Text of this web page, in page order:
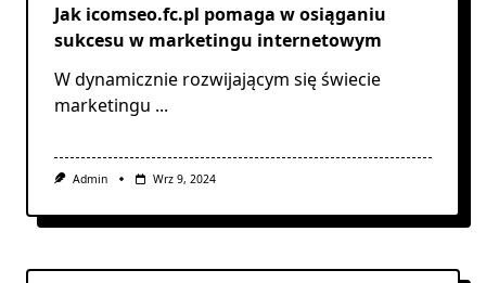
Jak icomseo.fc.pl pomaga w osiąganiu
sukcesu w marketingu internetowym
W dynamicznie rozwijającym się świecie
marketingu ...
Admin Wrz 9, 2024